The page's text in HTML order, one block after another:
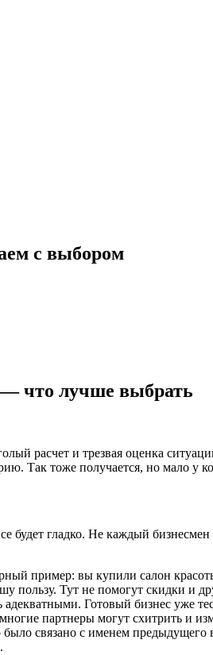
с выбором
— что лучше выбрать
расчет и трезвая оценка
Так тоже получается, но мало у
гладко. Не каждый
пример: вы купили салон
пользу. Тут не помогут скидки
Готовый бизнес уже
партнеры могут схитрить и
было связано с именем